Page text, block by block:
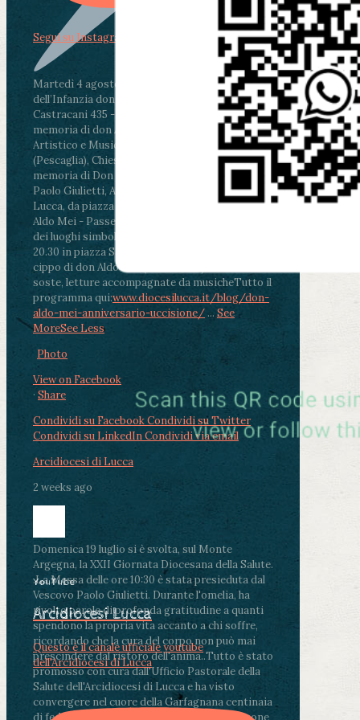
Martedì 4 agosto2026
ore 11:30 - Lucca, Scuola
dell’Infanzia don Aldo Mei - Viale Castruccio
Castracani 435 - Inaugurazione murales in
memoria di don Aldo Mei curato dal Liceo
Artistico e Musicale “Passaglia”
ore 18 - Fiano
(Pescaglia), Chiesa parrocchiale - Messa in
memoria di Don Aldo Mei celebrata da mons.
Paolo Giulietti, Arcivescovo di Lucca
ore 20.30 -
Lucca, da piazza San Michele al Cippo di don
Aldo Mei - Passeggiata della Memoria in alcuni
dei luoghi simbolo della città. Ritrovo alle ore
20.30 in piazza San Michele con conclusione al
cippo di don Aldo Mei (Porta Elisa). Durante le
soste, letture accompagnate da musicheTutto il
programma qui:www.diocesilucca.it/blog/don-
aldo-mei-anniversario-uccisione/ ... See
MoreSee Less
Photo
View on Facebook
· Share
Condividi su FacebookCondividi su Twitter
Condividi su LinkedInCondividi via email
Arcidiocesi di Lucca
2 weeks ago
Domenica 19 luglio si è svolta, sul Monte
Argegna, la XXII Giornata Diocesana della Salute.
.La Messa delle ore 10:30 è stata presieduta dal
Vescovo Paolo Giulietti. Durante l'omelia, ha
rivolto parole di profonda gratitudine a quanti
spendono la propria vita accanto a chi soffre,
ricordando che la cura del corpo non può mai
prescindere dal ristoro dell'anima..Tutto è stato
promosso con cura dall'Ufficio Pastorale della
Salute dell'Arcidiocesi di Lucca e ha visto
convergere nel cuore della Garfagnana centinaia
di fedeli, operatori sanitari, volontari e persone
Segui su Instagram
YouTube
Arcidiocesi Lucca
Questo è il canale ufficiale youtube
dell'Arcidiocesi di Lucca